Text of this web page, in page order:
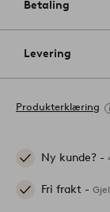
Betaling
Levering
Produkterklæring
Ny kunde? -
Fri frakt -